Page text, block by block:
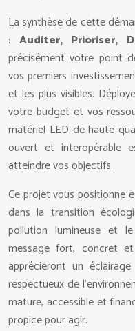
La synthèse de cette
: Auditer, Prioriser,
précisément votre point
vos premiers
et les plus visibles.
votre budget et vos
matériel LED de haute
ouvert et interopérable
atteindre vos objectifs.
Ce projet vous positionne
dans la transition
pollution lumineuse et
message fort, concret
apprécieront un
respectueux de
mature, accessible et
propice pour agir.